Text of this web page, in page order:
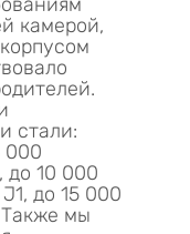
камерой,
стали:
000
до 10 000
до 15 000
мы